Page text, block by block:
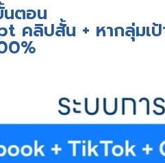
นตอน
คลิปสั้น + หากลุ่มเป้